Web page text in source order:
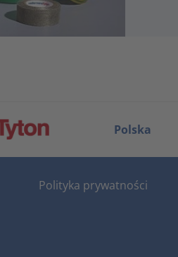
Polska
Polityka prywatności